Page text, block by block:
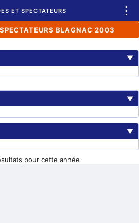
ET SPECTATEURS ⋮
BLAGNAC 2003
▼
▼
▼
pour cette année